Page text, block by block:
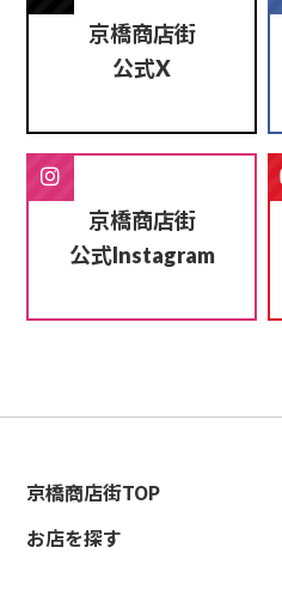
京橋商店街
公式X
京橋商店街
公式Instagram
京橋商店街TOP
お店を探す